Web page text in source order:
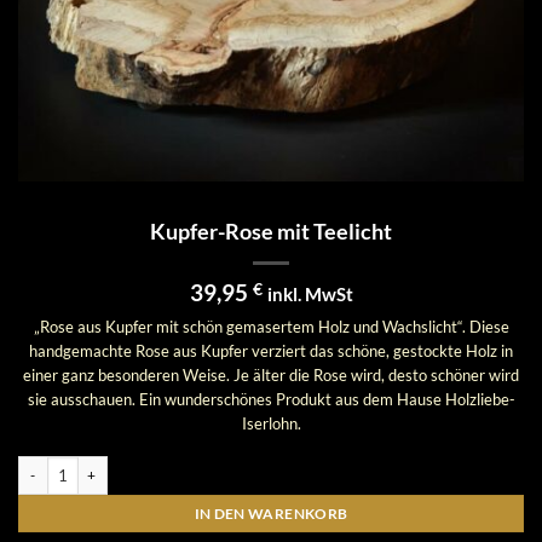
Kupfer-Rose mit Teelicht
39,95 € inkl. MwSt
„Rose aus Kupfer mit schön gemasertem Holz und Wachslicht“. Diese
handgemachte Rose aus Kupfer verziert das schöne, gestockte Holz in
einer ganz besonderen Weise. Je älter die Rose wird, desto schöner wird
sie ausschauen. Ein wunderschönes Produkt aus dem Hause Holzliebe-
Iserlohn.
IN DEN WARENKORB